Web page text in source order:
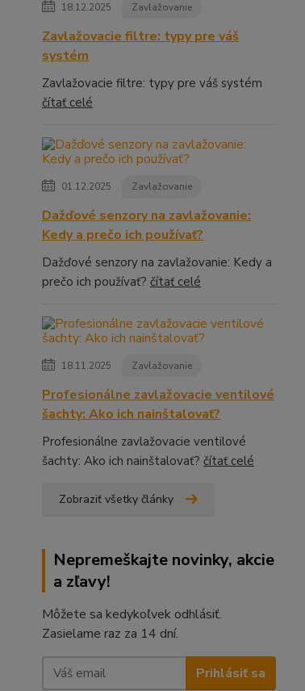
18.12.2025 Zavlažovanie
Zavlažovacie filtre: typy pre váš
systém
Zavlažovacie filtre: typy pre váš systém
čítať celé
01.12.2025 Zavlažovanie
Dažďové senzory na zavlažovanie:
Kedy a prečo ich používať?
Dažďové senzory na zavlažovanie: Kedy a
prečo ich používať? čítať celé
18.11.2025 Zavlažovanie
Profesionálne zavlažovacie ventilové
šachty: Ako ich nainštalovať?
Profesionálne zavlažovacie ventilové
šachty: Ako ich nainštalovať? čítať celé
Zobraziť všetky články
Nepremeškajte novinky, akcie
a zľavy!
Môžete sa kedykoľvek odhlásiť.
Zasielame raz za 14 dní.
Prihlásiť sa